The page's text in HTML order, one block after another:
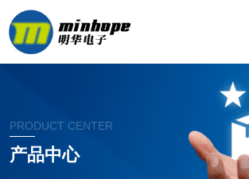
PRODUCT CENTER
产品中心